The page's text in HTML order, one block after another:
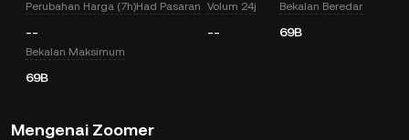
Perubahan Harga (7h)
--
Had Pasaran Volum 24j
--
Bekalan Beredar
69B
Bekalan Maksimum
69B
Mengenai Zoomer